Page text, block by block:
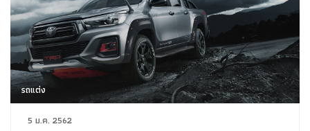
รถแต่ง
5 ม.ค. 2562